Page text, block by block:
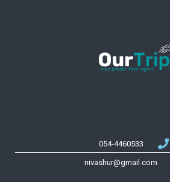
054-4460533
nivashur@gmail.com